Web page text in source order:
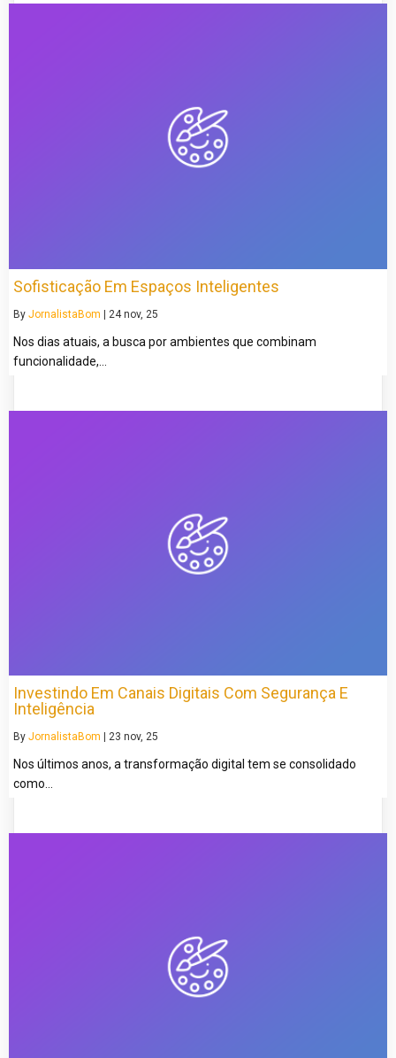
Sofisticação Em Espaços Inteligentes
By JornalistaBom | 24 nov, 25
Nos dias atuais, a busca por ambientes que combinam
funcionalidade,…
Investindo Em Canais Digitais Com Segurança E
Inteligência
By JornalistaBom 23 nov, 25
Nos últimos anos, a transformação digital tem se consolidado
como…